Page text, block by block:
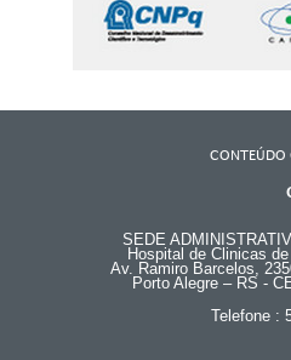
SEDE
Hospital de Clinicas
Av. Ramiro Barcelos,
Porto Alegre – RS -
Telefone :